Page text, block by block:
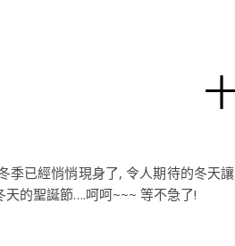
季已經悄悄現身了, 令人期待的冬天
的聖誕節….呵呵~~~ 等不急了!